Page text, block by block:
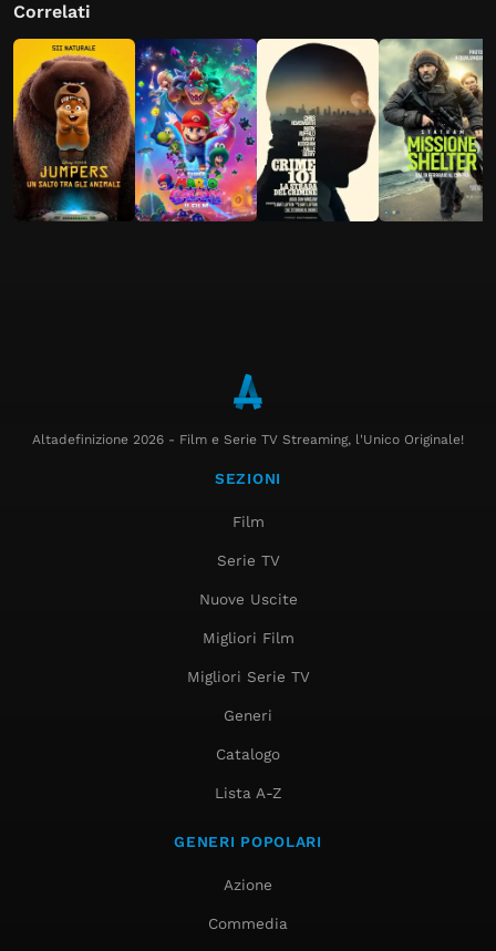
Correlati
Altadefinizione 2026 - Film e Serie TV Streaming, l'Unico Originale!
SEZIONI
Film
Serie TV
Nuove Uscite
Migliori Film
Migliori Serie TV
Generi
Catalogo
Lista A-Z
GENERI POPOLARI
Azione
Commedia